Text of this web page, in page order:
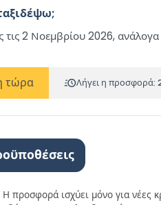
τις 2 Νοεμβρίου 2026,
τώρα Λήγει η προσφορά:
ισχύει μόνο για νέες